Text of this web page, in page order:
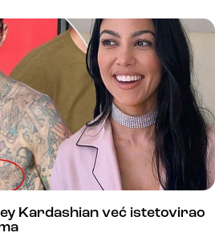
Kardashian već istetovirao